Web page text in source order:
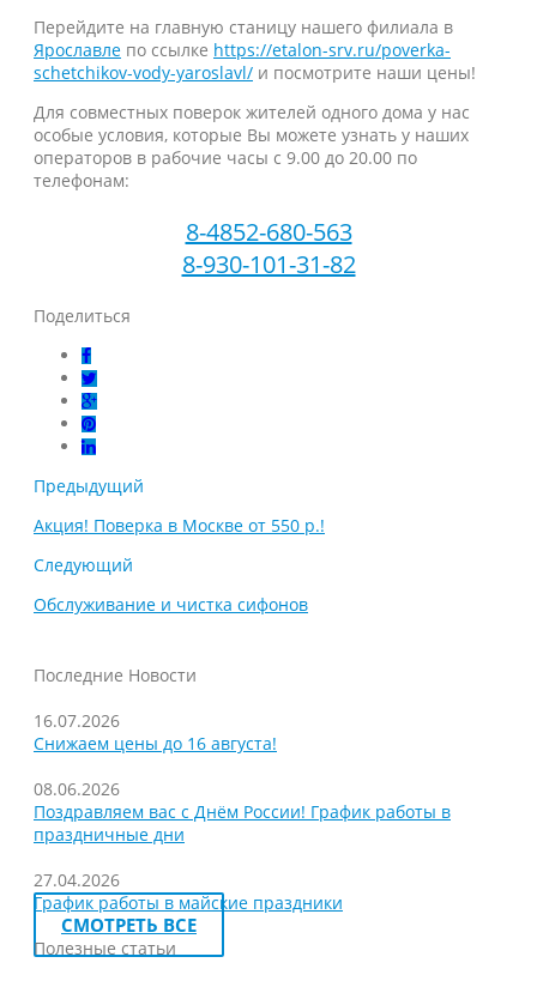
Перейдите на главную станицу нашего филиала в
Ярославле по ссылке https://etalon-srv.ru/poverka-
schetchikov-vody-yaroslavl/ и посмотрите наши цены!
Для совместных поверок жителей одного дома у нас
особые условия, которые Вы можете узнать у наших
операторов в рабочие часы с 9.00 до 20.00 по
телефонам:
8-4852-680-563
8-930-101-31-82
Поделиться
Предыдущий
Акция! Поверка в Москве от 550 р.!
Следующий
Обслуживание и чистка сифонов
Последние Новости
16.07.2026
Снижаем цены до 16 августа!
08.06.2026
Поздравляем вас с Днём России! График работы в
праздничные дни
27.04.2026
График работы в майские праздники
СМОТРЕТЬ ВСЕ
Полезные статьи